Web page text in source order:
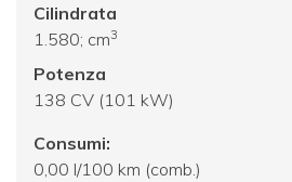
Cilindrata
1.580; cm3
Potenza
138 CV (101 kW)
Consumi:
0,00 l/100 km (comb.)